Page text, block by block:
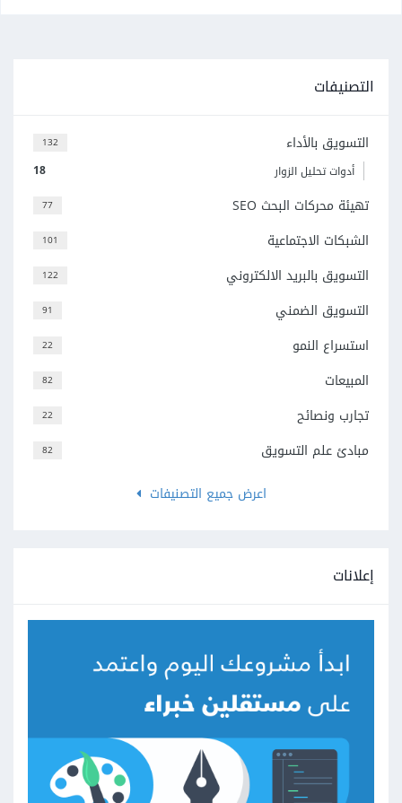
التصنيفات
132 التسويق بالأداء
18 أدوات تحليل الزوار
77 تهيئة محركات البحث SEO
101 الشبكات الاجتماعية
122 التسويق بالبريد الالكتروني
91 التسويق الضمني
22 استسراع النمو
82 المبيعات
22 تجارب ونصائح
82
مبادئ علم التسويق
اعرض جميع التصنيفات
إعلانات